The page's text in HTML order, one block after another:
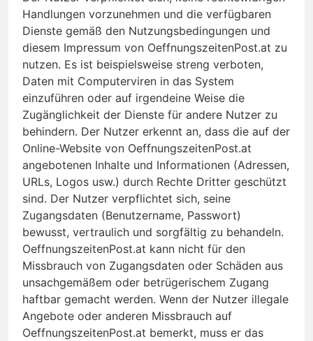
Handlungen vorzunehmen und die verfügbaren
Dienste gemäß den Nutzungsbedingungen und
diesem Impressum von OeffnungszeitenPost.at zu
nutzen. Es ist beispielsweise streng verboten,
Daten mit Computerviren in das System
einzuführen oder auf irgendeine Weise die
Zugänglichkeit der Dienste für andere Nutzer zu
behindern. Der Nutzer erkennt an, dass die auf der
Online-Website von OeffnungszeitenPost.at
angebotenen Inhalte und Informationen (Adressen,
URLs, Logos usw.) durch Rechte Dritter geschützt
sind. Der Nutzer verpflichtet sich, seine
Zugangsdaten (Benutzername, Passwort)
bewusst, vertraulich und sorgfältig zu behandeln.
OeffnungszeitenPost.at kann nicht für den
Missbrauch von Zugangsdaten oder Schäden aus
unsachgemäßem oder betrügerischem Zugang
haftbar gemacht werden. Wenn der Nutzer illegale
Angebote oder anderen Missbrauch auf
OeffnungszeitenPost.at bemerkt, muss er das